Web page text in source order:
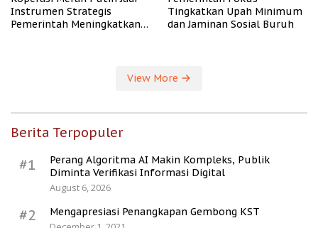
Instrumen Strategis
Pemerintah Meningkatkan
Tingkatkan Upah Minimum
dan Jaminan Sosial Buruh
View More
Berita Terpopuler
#1
Perang Algoritma AI Makin Kompleks, Publik
Diminta Verifikasi Informasi Digital
August 6, 2026
#2
Mengapresiasi Penangkapan Gembong KST